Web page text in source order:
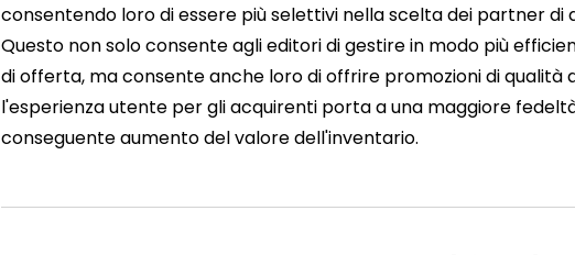
consentendo loro di essere più selettivi nella scelta dei partner di
Questo non solo consente agli editori di gestire in modo più
di offerta, ma consente anche loro di offrire promozioni di qualità
l'esperienza utente per gli acquirenti porta a una maggiore
conseguente aumento del valore dell'inventario.